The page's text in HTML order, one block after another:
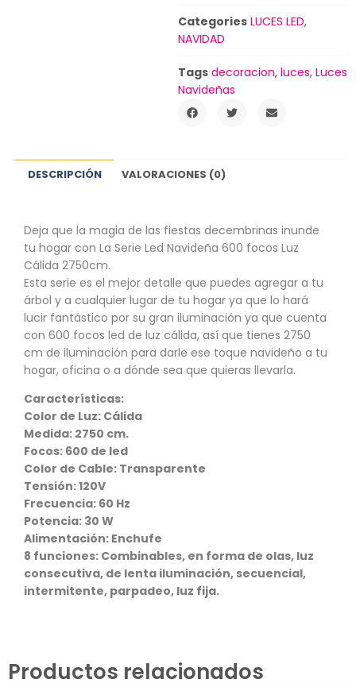
Categories LUCES LED,
NAVIDAD
Tags decoracion, luces, Luces
Navideñas
DESCRIPCIÓN VALORACIONES (0)
Deja que la magia de las fiestas decembrinas inunde
tu hogar con La Serie Led Navideña 600 focos Luz
Cálida 2750cm.
Esta serie es el mejor detalle que puedes agregar a tu
árbol y a cualquier lugar de tu hogar ya que lo hará
lucir fantástico por su gran iluminación ya que cuenta
con 600 focos led de luz cálida, así que tienes 2750
cm de iluminación para darle ese toque navideño a tu
hogar, oficina o a dónde sea que quieras llevarla.
Características:
Color de Luz: Cálida
Medida: 2750 cm.
Focos: 600 de led
Color de Cable: Transparente
Tensión: 120V
Frecuencia: 60 Hz
Potencia: 30 W
Alimentación: Enchufe
8 funciones: Combinables, en forma de olas, luz
consecutiva, de lenta iluminación, secuencial,
intermitente, parpadeo, luz fija.
Productos relacionados